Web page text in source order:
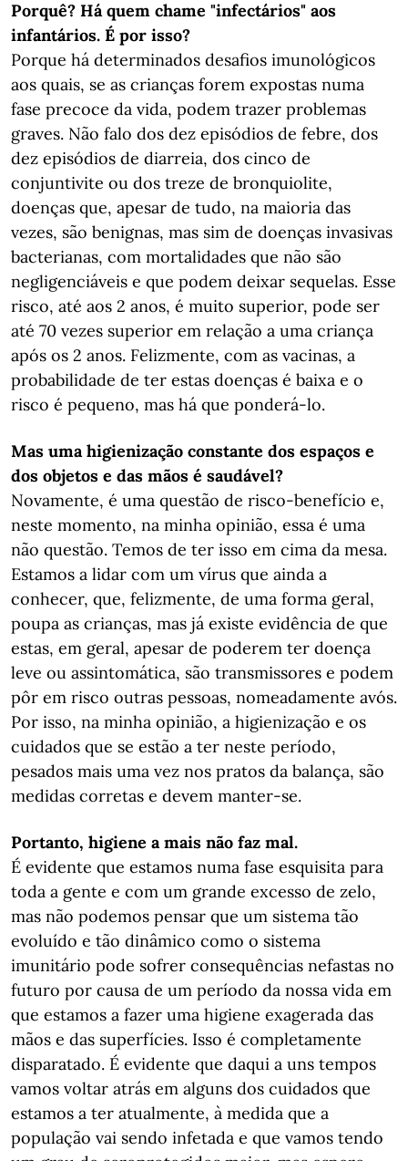
Porquê? Há quem chame "infectários" aos
infantários. É por isso?
Porque há determinados desafios imunológicos
aos quais, se as crianças forem expostas numa
fase precoce da vida, podem trazer problemas
graves. Não falo dos dez episódios de febre, dos
dez episódios de diarreia, dos cinco de
conjuntivite ou dos treze de bronquiolite,
doenças que, apesar de tudo, na maioria das
vezes, são benignas, mas sim de doenças invasivas
bacterianas, com mortalidades que não são
negligenciáveis e que podem deixar sequelas. Esse
risco, até aos 2 anos, é muito superior, pode ser
até 70 vezes superior em relação a uma criança
após os 2 anos. Felizmente, com as vacinas, a
probabilidade de ter estas doenças é baixa e o
risco é pequeno, mas há que ponderá-lo.
Mas uma higienização constante dos espaços e
dos objetos e das mãos é saudável?
Novamente, é uma questão de risco-benefício e,
neste momento, na minha opinião, essa é uma
não questão. Temos de ter isso em cima da mesa.
Estamos a lidar com um vírus que ainda a
conhecer, que, felizmente, de uma forma geral,
poupa as crianças, mas já existe evidência de que
estas, em geral, apesar de poderem ter doença
leve ou assintomática, são transmissores e podem
pôr em risco outras pessoas, nomeadamente avós.
Por isso, na minha opinião, a higienização e os
cuidados que se estão a ter neste período,
pesados mais uma vez nos pratos da balança, são
medidas corretas e devem manter-se.
Portanto, higiene a mais não faz mal.
É evidente que estamos numa fase esquisita para
toda a gente e com um grande excesso de zelo,
mas não podemos pensar que um sistema tão
evoluído e tão dinâmico como o sistema
imunitário pode sofrer consequências nefastas no
futuro por causa de um período da nossa vida em
que estamos a fazer uma higiene exagerada das
mãos e das superfícies. Isso é completamente
disparatado. É evidente que daqui a uns tempos
vamos voltar atrás em alguns dos cuidados que
estamos a ter atualmente, à medida que a
população vai sendo infetada e que vamos tendo